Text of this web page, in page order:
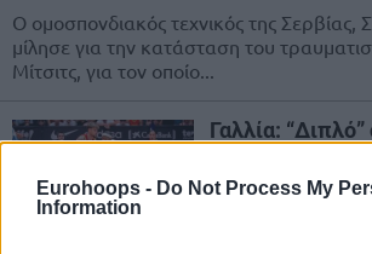
Eurohoops - Do Not Process My
Information
Ο ομοσπονδιακός τεχνικός της Σερβίας,
μίλησε για την κατάσταση του
Μίτσιτς, για τον οποίο...
Γαλλία: “Διπλό”
Μπανταλόνα
προσπάθεια
Χουάντσο